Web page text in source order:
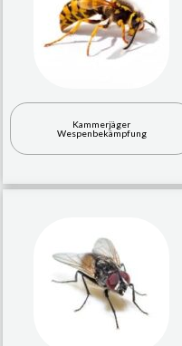
Kammerjäger
Wespenbekämpfung